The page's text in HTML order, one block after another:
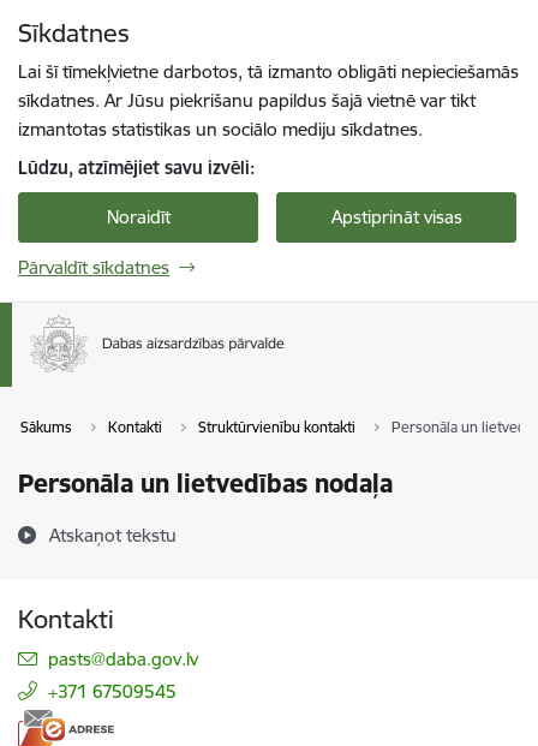
Sīkdatnes
Lai šī tīmekļvietne darbotos, tā izmanto obligāti nepieciešamās
sīkdatnes. Ar Jūsu piekrišanu papildus šajā vietnē var tikt
izmantotas statistikas un sociālo mediju sīkdatnes.
Lūdzu, atzīmējiet savu izvēli:
Noraidīt Apstiprināt visas
Pārvaldīt sīkdatnes
Sākums Kontakti Struktūrvienību kontakti Personāla un
Personāla un lietvedības nodaļa
Atskaņot tekstu
Kontakti
E-pasts:
pasts@daba.gov.lv
+371 67509545